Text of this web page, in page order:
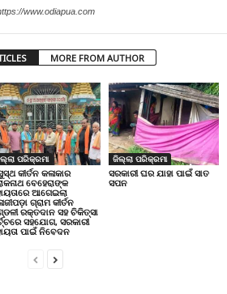
www.odiapua.com
MORE FROM AUTHOR
ପରିକ୍ରମା
କୀର୍ତନ କଳାକାର
ବେହେରାଙ୍କ
ଆଗେଇଲା
ଗ୍ରାମ କୀର୍ତନ
ରକ୍ତଦାନ ସହ ଚିକିତ୍ସା
ସହଯୋଗ, ସରକାରୀ
ପାଇଁ ନିବେଦନ
ଜିଲ୍ଲା ପରିକ୍ରମା
ସରକାରୀ ଘର ଯାହା ପାଇଁ ସାତ
ସପନ